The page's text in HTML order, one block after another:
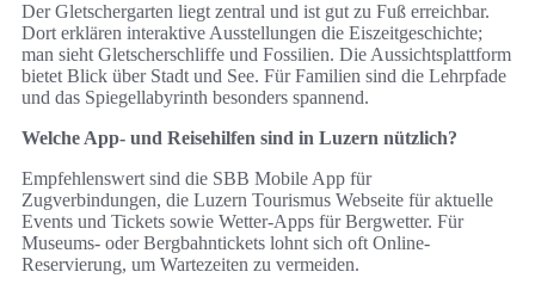
Der Gletschergarten liegt zentral und ist gut zu Fuß erreichbar.
Dort erklären interaktive Ausstellungen die Eiszeitgeschichte;
man sieht Gletscherschliffe und Fossilien. Die Aussichtsplattform
bietet Blick über Stadt und See. Für Familien sind die Lehrpfade
und das Spiegellabyrinth besonders spannend.
Welche App- und Reisehilfen sind in Luzern nützlich?
Empfehlenswert sind die SBB Mobile App für
Zugverbindungen, die Luzern Tourismus Webseite für aktuelle
Events und Tickets sowie Wetter-Apps für Bergwetter. Für
Museums- oder Bergbahntickets lohnt sich oft Online-
Reservierung, um Wartezeiten zu vermeiden.